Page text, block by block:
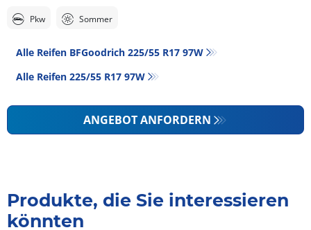
Pkw Sommer
Alle Reifen BFGoodrich 225/55 R17 97W
Alle Reifen‎ 225/55 R17 97W
ANGEBOT ANFORDERN
Produkte, die Sie interessieren
könnten